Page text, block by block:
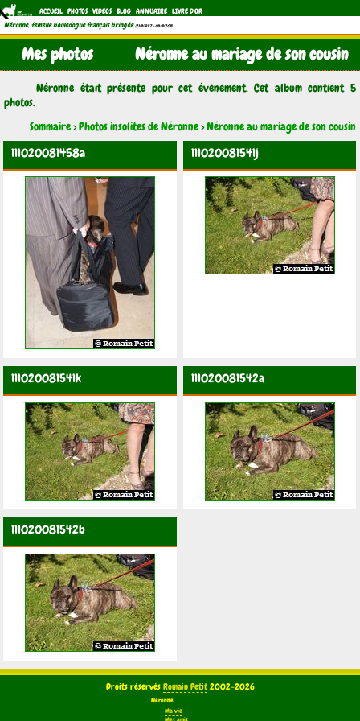
ACCUEIL PHOTOS VIDÉOS BLOG ANNUAIRE LIVRE D'OR
Néronne, femelle bouledogue français bringée (21/11/1997 - 04/11/2011)
Mes photos Néronne au mariage de son cousin
Néronne était présente pour cet évènement. Cet album contient 5
photos.
Sommaire>Photos insolites de Néronne>Néronne au mariage de son cousin
111020081458a 111020081541j
111020081541k 111020081542a
111020081542b
Droits réservés Romain Petit2002-2026
Néronne
Ma vie